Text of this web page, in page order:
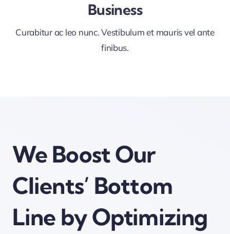
Business
Curabitur ac leo nunc. Vestibulum et mauris vel ante
finibus.
We Boost Our
Clients’ Bottom
Line by Optimizing